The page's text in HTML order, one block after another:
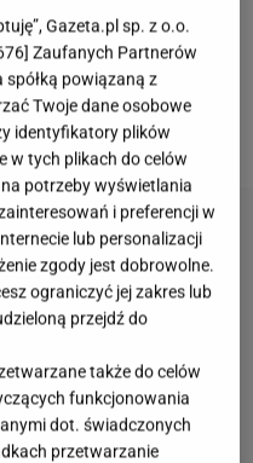
klasyka.Nacinanie
grillujących- jedni nie
kiełbaski, inni
Kto ma rację?
Gazeta.pl sp. z o.o.
] Zaufanych Partnerów
spółką powiązaną z
Twoje dane osobowe
identyfikatory plików
w tych plikach do celów
potrzeby wyświetlania
i preferencji w
lub personalizacji
zgody jest dobrowolne.
ograniczyć jej zakres lub
przejdź do
także do celów
funkcjonowania
dot. świadczonych
przetwarzanie